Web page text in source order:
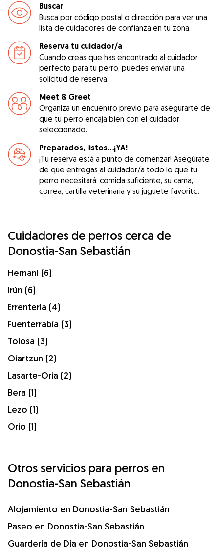
Buscar
Busca por código postal o dirección para ver una
lista de cuidadores de confianza en tu zona.
Reserva tu cuidador/a
Cuando creas que has encontrado al cuidador
perfecto para tu perro, puedes enviar una
solicitud de reserva.
Meet & Greet
Organiza un encuentro previo para asegurarte de
que tu perro encaja bien con el cuidador
seleccionado.
Preparados, listos...¡YA!
¡Tu reserva está a punto de comenzar! Asegúrate
de que entregas al cuidador/a todo lo que tu
perro necesitará: comida suficiente, su cama,
correa, cartilla veterinaria y su juguete favorito.
Cuidadores de perros cerca de
Donostia-San Sebastián
Hernani (6)
Irún (6)
Errenteria (4)
Fuenterrabía (3)
Tolosa (3)
Oiartzun (2)
Lasarte-Oria (2)
Bera (1)
Lezo (1)
Orio (1)
Otros servicios para perros en
Donostia-San Sebastián
Alojamiento en Donostia-San Sebastián
Paseo en Donostia-San Sebastián
Guardería de Día en Donostia-San Sebastián